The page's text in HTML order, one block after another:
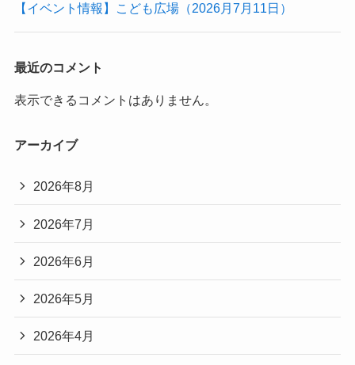
【イベント情報】こども広場（2026月7月11日）
最近のコメント
表示できるコメントはありません。
アーカイブ
2026年8月
2026年7月
2026年6月
2026年5月
2026年4月